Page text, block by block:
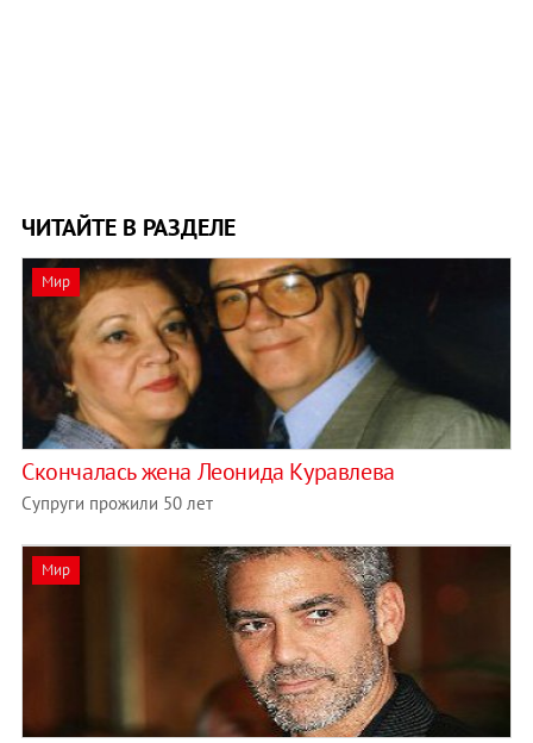
ЧИТАЙТЕ В РАЗДЕЛЕ
Мир
Скончалась жена Леонида Куравлева
Супруги прожили 50 лет
Мир